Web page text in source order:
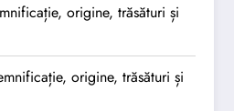
origine, trăsături și
origine, trăsături și